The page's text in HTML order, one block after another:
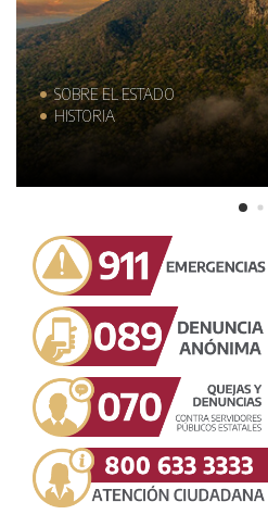
SOBRE EL ESTADO
HISTORIA